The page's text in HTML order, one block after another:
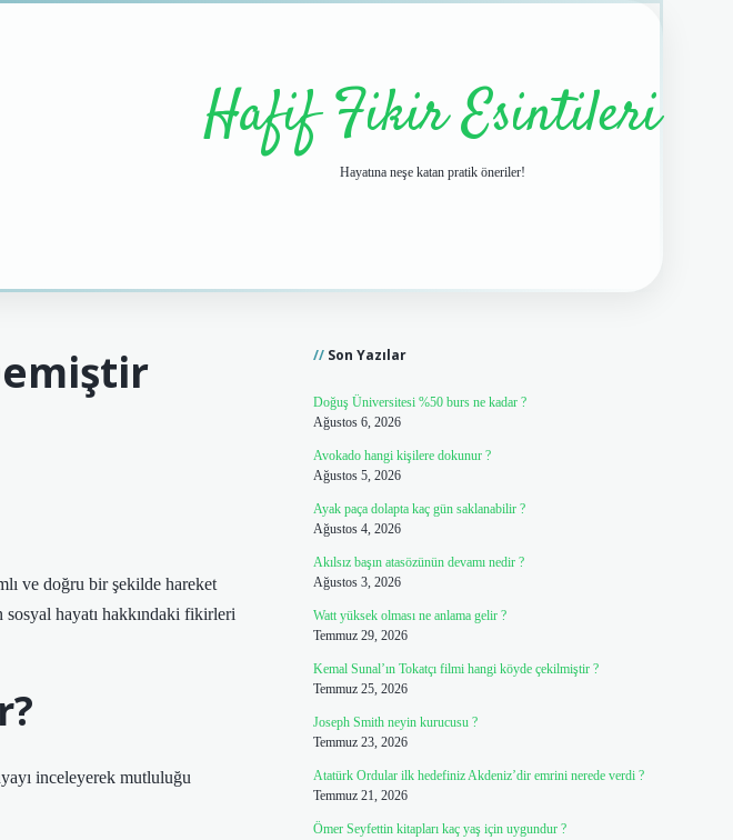
Hafif Fikir Esintileri
Hayatına neşe katan pratik öneriler!
ve doğru bir şekilde hareket
hayatı hakkındaki fikirleri
inceleyerek mutluluğu
Son Yazılar
Doğuş Üniversitesi %50 burs ne kadar ?
Ağustos 6, 2026
Avokado hangi kişilere dokunur ?
Ağustos 5, 2026
Ayak paça dolapta kaç gün saklanabilir ?
Ağustos 4, 2026
Akılsız başın atasözünün devamı nedir ?
Ağustos 3, 2026
Watt yüksek olması ne anlama gelir ?
Temmuz 29, 2026
Kemal Sunal’ın Tokatçı filmi hangi köyde çekilmiştir ?
Temmuz 25, 2026
Joseph Smith neyin kurucusu ?
Temmuz 23, 2026
Atatürk Ordular ilk hedefiniz Akdeniz’dir emrini nerede verdi ?
Temmuz 21, 2026
Ömer Seyfettin kitapları kaç yaş için uygundur ?